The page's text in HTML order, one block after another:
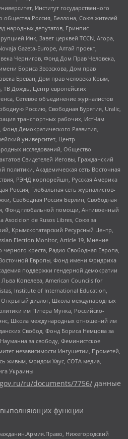
Институт государственного
общества Россия, Беллона, Союз жителей
народных депутатов, Гринпис
Инк, Завет церквей TCCN, Агора,
Gazeta-Europe, Алтай проект,
Чернигов, Фонд Дом Прав Человека,
Бориса Звозскова, Дом прав
Ереван, Дом прав человека Крым,
ТВ Дождь, Центр европейских
Сетевое объединение журналистов
Россию, Свободная Бурятия, Uralic,
транспортных рабочих, ИстЧам
Демократического Развития,
университет, Центр
исследований, Общество
Свидетелей Иеговы, Гражданский
политики, Академическая сеть Восточная
РЭНД корпорейшн, Русская Америка
Россия, Глобальная сеть журналистов-
Свободная Россия Берлин, Свободная
Фонд глобальной помощи, Антивоенный
Asocicion de Rusos Libres, Союз за
Крымскотатарский Ресурсный Центр,
Election Monitor, Article 19, Мнение
креста, Радио Свободная Европа,
Европы, Фонд имени Фридриха
поддержки гендерной демократии
Копелева, American Councils for
Institute of International Education,
диалог, Школа международных
им Питера Мунка, Российско-
Школа международных отношений им
Свобод, Фонд Бориса Немцова за
за свободу, Феминистское
независимости Ингушетии, Прометей,
живым, Фридом Хаус, СОТА медиа,
Украины
ru/documents/7756/ данные
функции
Нижегородский